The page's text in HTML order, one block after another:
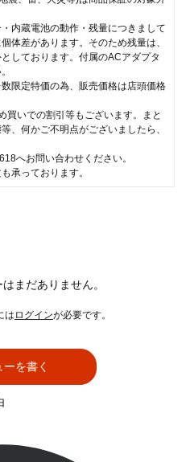
内蔵電池の動作・残量につきまして
体差があります。そのため残量は、
しております。付属のACアダプタ
限定特価の為、販売価格は店頭価格
買いでの割引等もございます。まと
、何かご不明点がございましたら、
へお問い合わせください。
承っております。
まだありません。
は ログインが必要です。
ーを書く